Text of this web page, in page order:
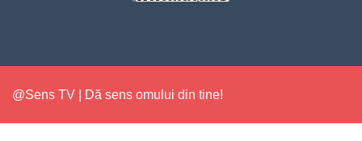
@Sens TV | Dă sens omului din tine!